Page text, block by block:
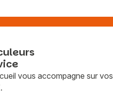
vous accompagne sur vos